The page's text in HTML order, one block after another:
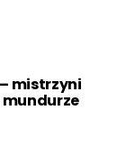
mistrzyni